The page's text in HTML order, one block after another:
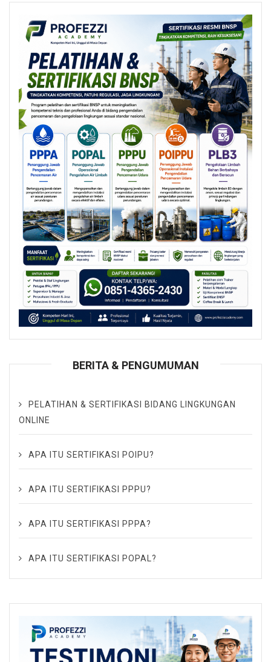
BERITA & PENGUMUMAN
PELATIHAN & SERTIFIKASI BIDANG LINGKUNGAN
ONLINE
APA ITU SERTIFIKASI POIPU?
APA ITU SERTIFIKASI PPPU?
APA ITU SERTIFIKASI PPPA?
APA ITU SERTIFIKASI POPAL?